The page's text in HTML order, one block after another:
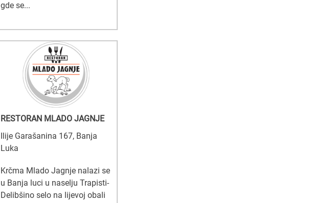
gde se...
RESTORAN MLADO JAGNJE
Ilije Garašanina 167, Banja
Luka
Krčma Mlado Jagnje nalazi se
u Banja luci u naselju Trapisti-
Delibšino selo na lijevoj obali